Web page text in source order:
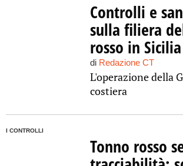
Controlli e
sulla filiera
rosso in
di Redazione CT
L'operazione della
costiera
I CONTROLLI
Tonno rosso